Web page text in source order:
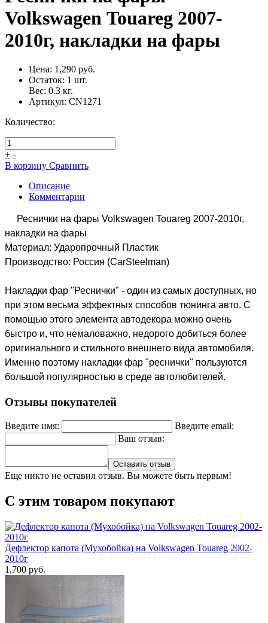
Volkswagen Touareg 2007-
2010г, накладки на фары
Цена: 1,290 руб.
Остаток: 1 шт.
Вес: 0.3 кг.
Артикул: CN1271
Количество:
+ -
В корзину Сравнить
Описание
Комментарии
Реснички на фары Volkswagen Touareg 2007-2010г,
накладки на фары
Материал: Ударопрочный Пластик
Производство: Россия (CarSteelman)
Накладки фар "Реснички" - один из самых доступных, но
при этом весьма эффектных способов тюнинга авто. С
помощью этого элемента автодекора можно очень
быстро и, что немаловажно, недорого добиться более
оригинального и стильного внешнего вида автомобиля.
Именно поэтому накладки фар "реснички" пользуются
большой популярностью в среде автолюбителей.
Отзывы покупателей
Введите имя:
Введите email:
Ваш отзыв:
Оставить отзыв
Еще никто не оставил отзыв. Вы можете быть первым!
С этим товаром покупают
Дефлектор капота (Мухобойка) на Volkswagen Touareg 2002-
2010г
1,700 руб.